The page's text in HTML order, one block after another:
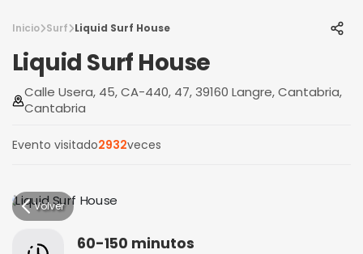
Inicio Surf Liquid Surf House
Liquid Surf House
Calle Usera, 45, CA-440, 47, 39160 Langre, Cantabria,
Cantabria
Evento visitado2932veces
Volver
60-150 minutos